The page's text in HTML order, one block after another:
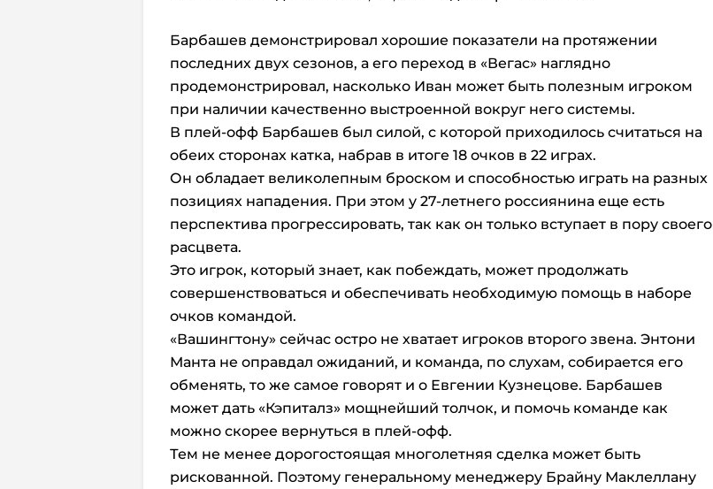
Барбашев демонстрировал хорошие показатели на протяжении
последних двух сезонов, а его переход в «Вегас» наглядно
продемонстрировал, насколько Иван может быть полезным игроком
при наличии качественно выстроенной вокруг него системы.
В плей-офф Барбашев был силой, с которой приходилось считаться на
обеих сторонах катка, набрав в итоге 18 очков в 22 играх.
Он обладает великолепным броском и способностью играть на разных
позициях нападения. При этом у 27-летнего россиянина еще есть
перспектива прогрессировать, так как он только вступает в пору своего
расцвета.
Это игрок, который знает, как побеждать, может продолжать
совершенствоваться и обеспечивать необходимую помощь в наборе
очков командой.
«Вашингтону» сейчас остро не хватает игроков второго звена. Энтони
Манта не оправдал ожиданий, и команда, по слухам, собирается его
обменять, то же самое говорят и о Евгении Кузнецове. Барбашев
может дать «Кэпиталз» мощнейший толчок, и помочь команде как
можно скорее вернуться в плей-офф.
Тем не менее дорогостоящая многолетняя сделка может быть
рискованной. Поэтому генеральному менеджеру Брайну Маклеллану